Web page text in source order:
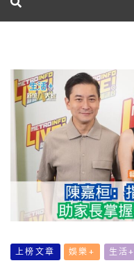
上榜文章 娛樂+ 生活+